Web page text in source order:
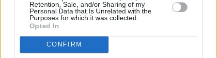
Retention, Sale, and/or Sharing of my
Personal Data that Is Unrelated with the
Purposes for which it was collected.
Opted In
CONFIRM